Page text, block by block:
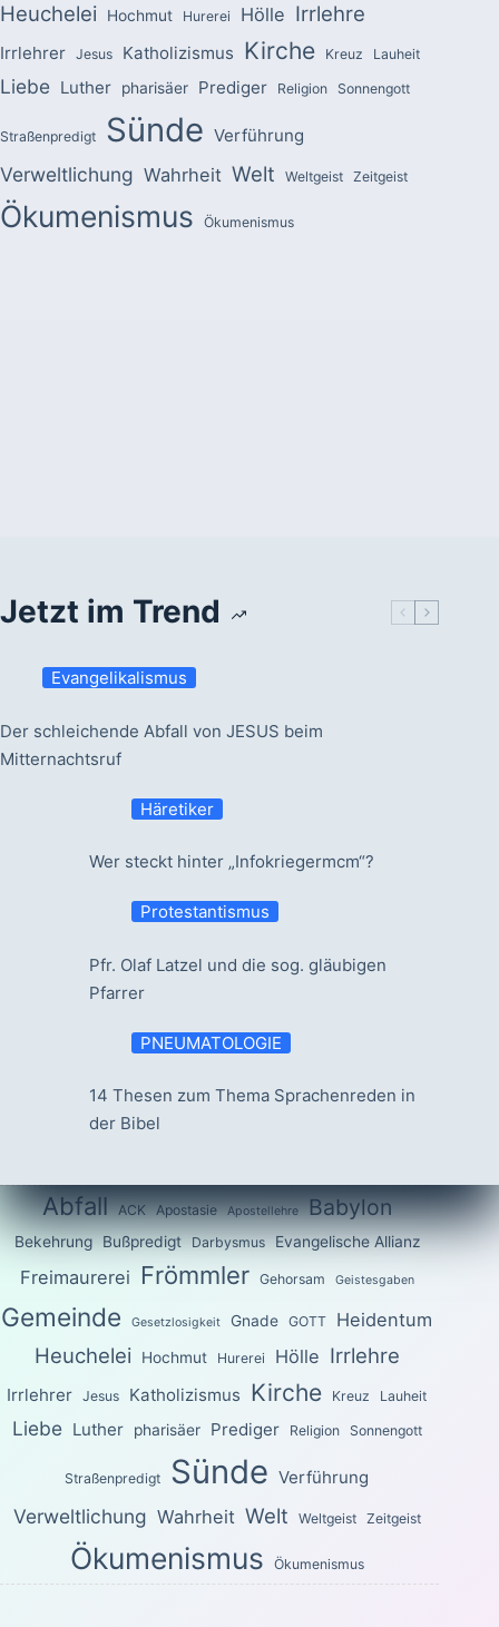
Heuchelei Hochmut Hurerei Hölle Irrlehre
Irrlehrer Jesus Katholizismus Kirche Kreuz Lauheit
Liebe Luther pharisäer Prediger Religion Sonnengott
Straßenpredigt Sünde Verführung
Verweltlichung Wahrheit Welt Weltgeist Zeitgeist
Ökumenismus Ökumenismus
Jetzt im Trend
Evangelikalismus
Der schleichende Abfall von JESUS beim
Mitternachtsruf
Häretiker
Wer steckt hinter „Infokriegermcm“?
Protestantismus
Pfr. Olaf Latzel und die sog. gläubigen
Pfarrer
PNEUMATOLOGIE
14 Thesen zum Thema Sprachenreden in
der Bibel
Abfall ACK Apostasie Apostellehre Babylon
Bekehrung Bußpredigt Darbysmus Evangelische Allianz
Freimaurerei Frömmler Gehorsam Geistesgaben
Gemeinde Gesetzlosigkeit Gnade GOTT Heidentum
Heuchelei Hochmut Hurerei Hölle Irrlehre
Irrlehrer Jesus Katholizismus Kirche Kreuz Lauheit
Liebe Luther pharisäer Prediger Religion Sonnengott
Straßenpredigt Sünde Verführung
Verweltlichung Wahrheit Welt Weltgeist Zeitgeist
Ökumenismus Ökumenismus